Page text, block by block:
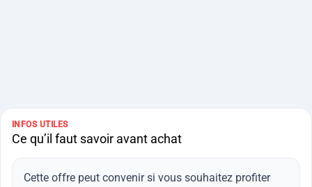
INFOS UTILES
Ce qu’il faut savoir avant achat
Cette offre peut convenir si vous souhaitez profiter